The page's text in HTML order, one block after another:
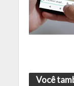
Você